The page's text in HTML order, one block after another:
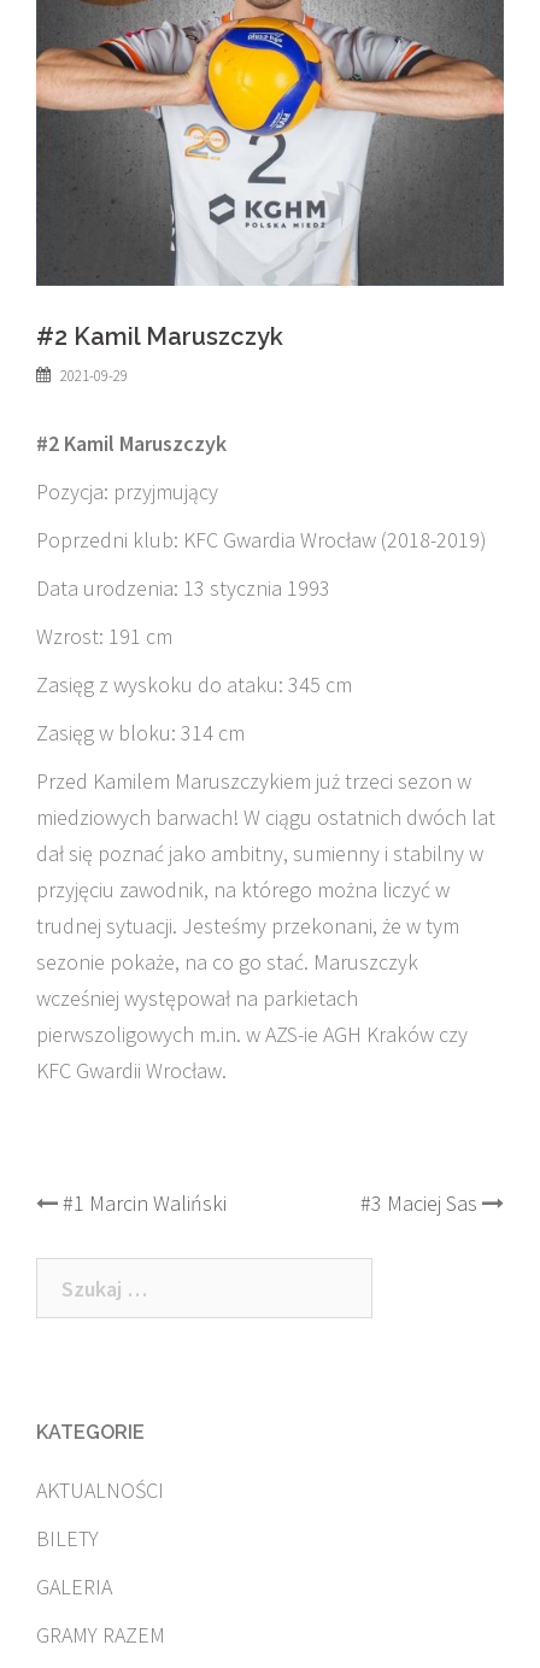
#2 Kamil Maruszczyk
2021-09-29
#2 Kamil Maruszczyk
Pozycja: przyjmujący
Poprzedni klub: KFC Gwardia Wrocław (2018-2019)
Data urodzenia: 13 stycznia 1993
Wzrost: 191 cm
Zasięg z wyskoku do ataku: 345 cm
Zasięg w bloku: 314 cm
Przed Kamilem Maruszczykiem już trzeci sezon w
miedziowych barwach! W ciągu ostatnich dwóch lat
dał się poznać jako ambitny, sumienny i stabilny w
przyjęciu zawodnik, na którego można liczyć w
trudnej sytuacji. Jesteśmy przekonani, że w tym
sezonie pokaże, na co go stać. Maruszczyk
wcześniej występował na parkietach
pierwszoligowych m.in. w AZS-ie AGH Kraków czy
KFC Gwardii Wrocław.
Post
navigation
#1 Marcin Waliński #3 Maciej Sas
Szukaj:
KATEGORIE
AKTUALNOŚCI
BILETY
GALERIA
GRAMY RAZEM